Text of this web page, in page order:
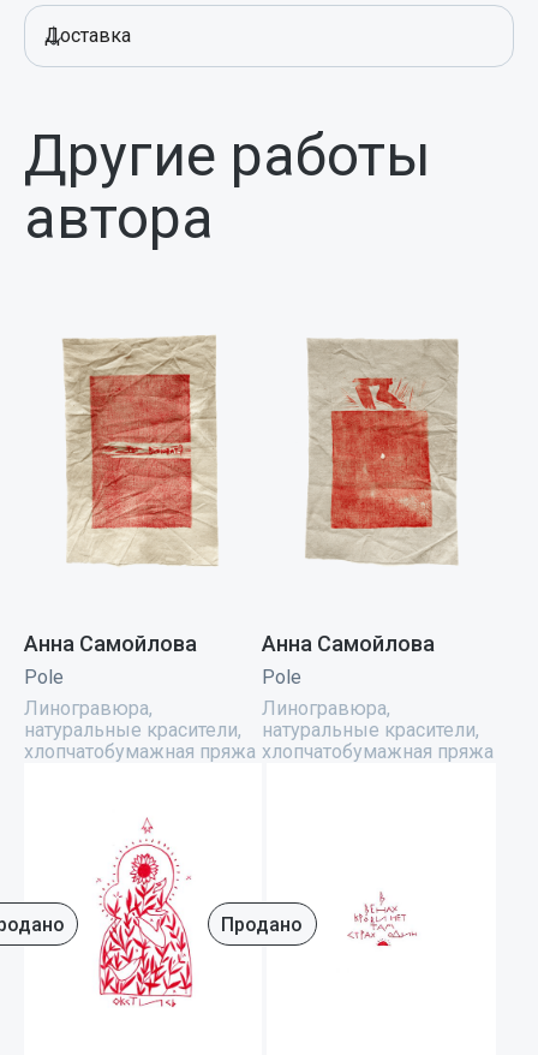
Доставка
Другие работы
автора
Анна Самойлова
Pole
Линогравюра,
натуральные красители,
хлопчатобумажная пряжа
Анна Самойлова
Pole
Линогравюра,
натуральные красители,
хлопчатобумажная пряжа
Продано